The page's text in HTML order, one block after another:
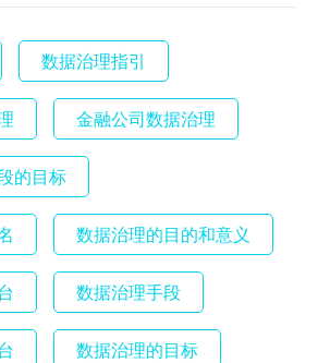
数据治理指引
金融公司数据治理
的目标
数据治理的目的和意义
数据治理手段
数据治理的目标